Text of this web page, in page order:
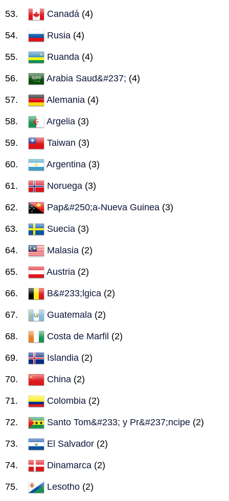
Canadá (4)
Rusia (4)
Ruanda (4)
Arabia Saud&#237; (4)
Alemania (4)
Argelia (3)
Taiwan (3)
Argentina (3)
Noruega (3)
Pap&#250;a-Nueva Guinea (3)
Suecia (3)
Malasia (2)
Austria (2)
B&#233;lgica (2)
Guatemala (2)
Costa de Marfil (2)
Islandia (2)
China (2)
Colombia (2)
Santo Tom&#233; y Pr&#237;ncipe (2)
El Salvador (2)
Dinamarca (2)
Lesotho (2)